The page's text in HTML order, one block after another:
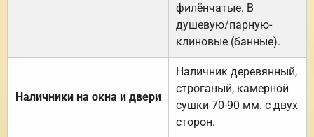
филёнчатые. В
душевую/парную-
клиновые (банные).
Наличники на окна и двери
Наличник деревянный,
строганый, камерной
сушки 70-90 мм. с двух
сторон.